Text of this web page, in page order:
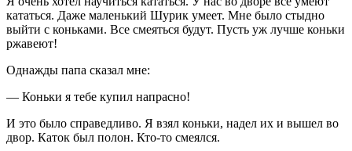
кататься. Даже маленький Шурик умеет. Мне было стыдно
выйти с коньками. Все смеяться будут. Пусть уж лучше коньки
ржавеют!
Однажды папа сказал мне:
— Коньки я тебе купил напрасно!
И это было справедливо. Я взял коньки, надел их и вышел во
двор. Каток был полон. Кто-то смеялся.